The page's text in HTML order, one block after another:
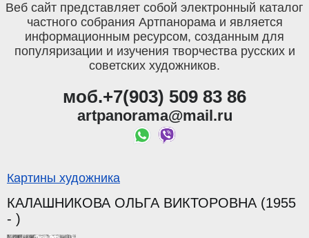
Веб сайт представляет собой электронный каталог
частного собрания Артпанорама и является
информационным ресурсом, созданным для
популяризации и изучения творчества русских и
советских художников.
моб.+7(903) 509 83 86
artpanorama@mail.ru
Картины художника
КАЛАШНИКОВА ОЛЬГА ВИКТОРОВНА (1955
- )